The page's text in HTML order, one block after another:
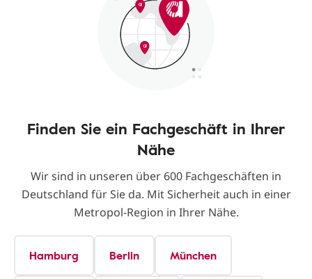
Finden Sie ein Fachgeschäft in Ihrer
Nähe
Wir sind in unseren über 600 Fachgeschäften in
Deutschland für Sie da. Mit Sicherheit auch in einer
Metropol-Region in Ihrer Nähe.
Hamburg Berlin München